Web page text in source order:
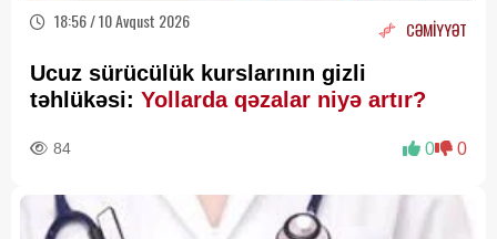
18:56 / 10 Avqust 2026 CƏMİYYƏT
Ucuz sürücülük kurslarının gizli
təhlükəsi: Yollarda qəzalar niyə artır?
84 0 0